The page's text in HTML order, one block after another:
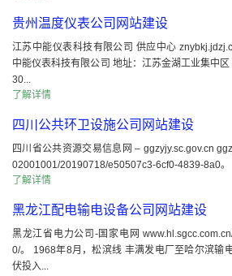
贵州温度仪表公司网站建设
江苏中能仪表科技有限公司 供应中心
中能仪表科技有限公司 地址：江苏金湖工业集中
30...
了解详情
四川公共环卫设施公司网站建设
四川省公共资源交易信息网 – ggzyjy.sc.gov.cn
02001001/20190718/e50507c3-6cf0-4839-8a0。
了解详情
黑龙江配电输电设备公司网站建设
黑龙江省电力公司-国家电网
0/。 1968年8月，松滨线 丰满发电厂至哈尔滨输
伏投入...